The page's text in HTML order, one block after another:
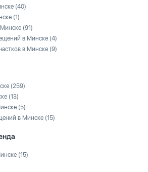
(40)
(1)
(91)
в Минске (4)
в Минске (9)
(259)
(13)
(5)
в Минске (15)
(15)